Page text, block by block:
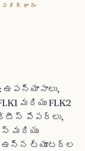
ఉపన్యాసాలు,
మరియు FLK2
పేపర్‌లు,
మరియు
ట్యూటర్‌ల